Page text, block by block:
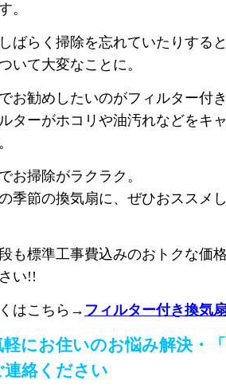
。
ばらく掃除を忘れていたりする
いて大変なことに。
お勧めしたいのがフィルター付
ターがホコリや油汚れなどをキ
お掃除がラクラク。
季節の換気扇に、ぜひおススメ
も標準工事費込みのおトクな価
い!!
はこちら→ フィルター付き換気
軽にお住いのお悩み解決・
連絡ください